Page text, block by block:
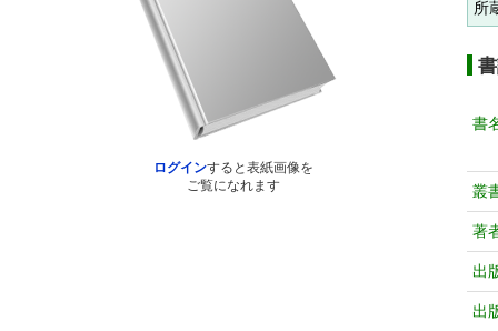
ログインすると表紙画像を
ご覧になれます
所
書
叢
著
出
出